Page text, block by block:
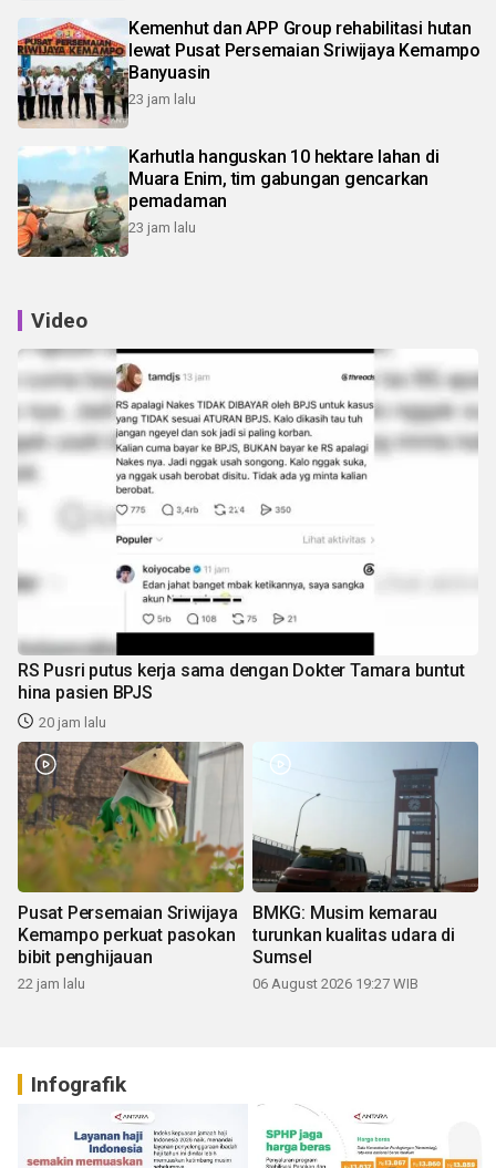
Kemenhut dan APP Group rehabilitasi hutan
lewat Pusat Persemaian Sriwijaya Kemampo
Banyuasin
23 jam lalu
Karhutla hanguskan 10 hektare lahan di
Muara Enim, tim gabungan gencarkan
pemadaman
23 jam lalu
Video
RS Pusri putus kerja sama dengan Dokter Tamara buntut
hina pasien BPJS
20 jam lalu
Pusat Persemaian Sriwijaya
Kemampo perkuat pasokan
bibit penghijauan
22 jam lalu
BMKG: Musim kemarau
turunkan kualitas udara di
Sumsel
06 August 2026 19:27 WIB
Infografik